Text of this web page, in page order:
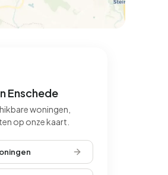
Enschede
woningen,
op onze kaart.